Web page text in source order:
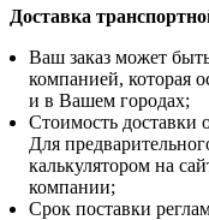
Доставка
Ваш заказ может
компанией, которая
и в Вашем городах;
Стоимость доставки
Для
калькулятором на
компании;
Срок поставки